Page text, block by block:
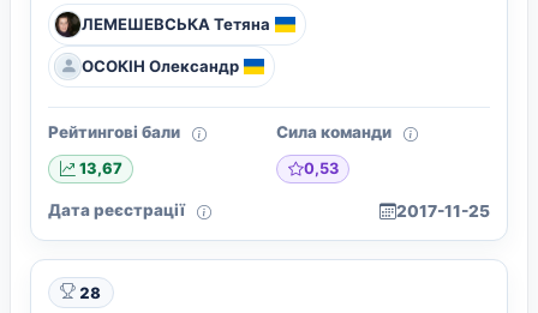
ЛЕМЕШЕВСЬКА Тетяна
ОСОКІН Олександр
Рейтингові бали
13,67
Сила команди
0,53
Дата реєстрації 2017-11-25
28